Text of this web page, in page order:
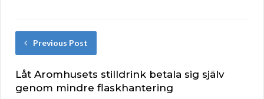
Previous Post
Låt Aromhusets stilldrink betala sig själv
genom mindre flaskhantering